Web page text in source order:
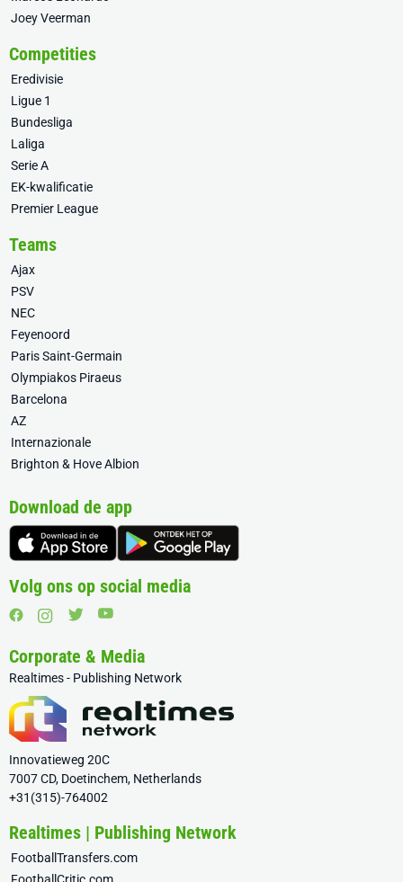
Joey Veerman
Competities
Eredivisie
Ligue 1
Bundesliga
Laliga
Serie A
EK-kwalificatie
Premier League
Teams
Ajax
PSV
NEC
Feyenoord
Paris Saint-Germain
Olympiakos Piraeus
Barcelona
AZ
Internazionale
Brighton & Hove Albion
Download de app
Volg ons op social media
Corporate & Media
Realtimes - Publishing Network
Innovatieweg 20C
7007 CD, Doetinchem, Netherlands
+31(315)-764002
Realtimes | Publishing Network
FootballTransfers.com